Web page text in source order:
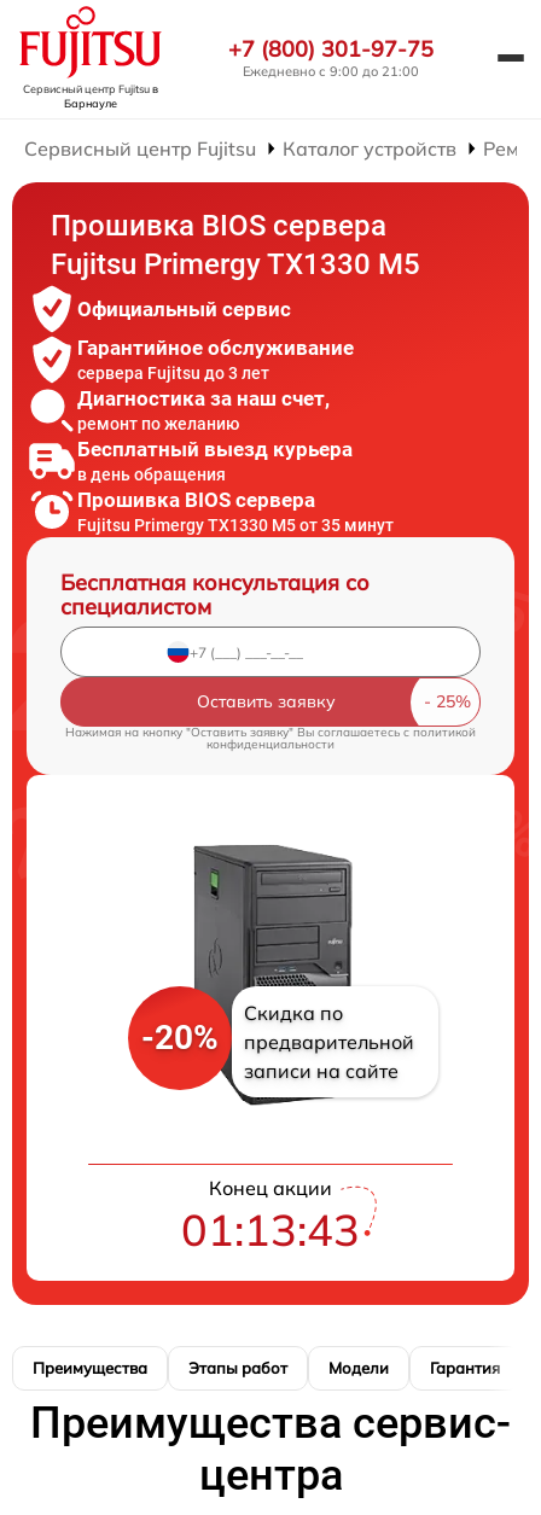
Сервисный центр Fujitsuв
Барнауле
+7 (800) 301-97-75
Ежедневно с 9:00 до 21:00
Сервисный центр Fujitsu Каталог устройств
Прошивка BIOS сервера
Fujitsu Primergy TX1330 M5
Официальный сервис
Гарантийное обслуживание
сервера Fujitsu до 3 лет
Диагностика за наш счет,
ремонт по желанию
Бесплатный выезд курьера
в день обращения
Прошивка BIOS сервера
Fujitsu Primergy TX1330 M5 от 35 минут
Бесплатная консультация со
специалистом
Оставить заявку
Нажимая на кнопку "Оставить заявку" Вы соглашаетесь cполитикой
конфиденциальности
-20%
Скидка по
предварительной
записи на сайте
Конец акции
01:13:41
Преимущества Этапы работ Модели Гарантия
Преимущества сервис-
центра